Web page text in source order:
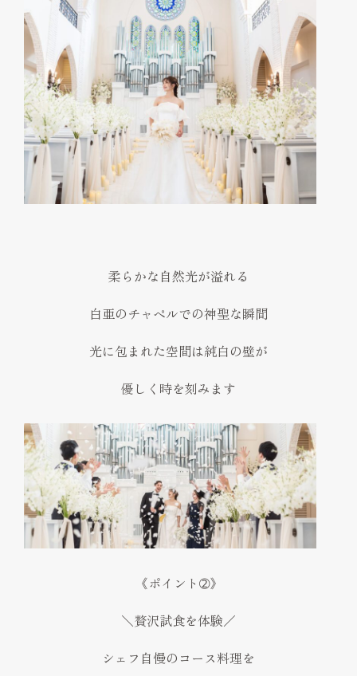
柔らかな自然光が溢れる
白亜のチャペルでの神聖な瞬間
光に包まれた空間は純白の壁が
優しく時を刻みます
《ポイント➁》
＼贅沢試食を体験／
シェフ自慢のコース料理を